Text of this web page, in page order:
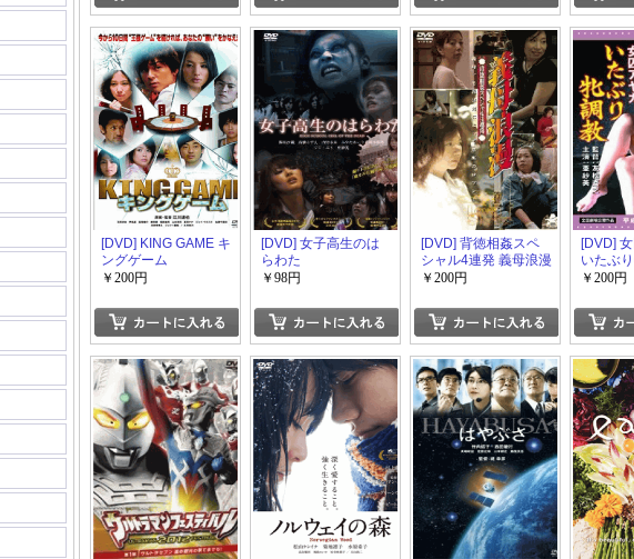
[DVD] KING GAME キ
ングゲーム
￥200円
[DVD] 女子高生のは
らわた
￥98円
[DVD] 背徳相姦スペ
シャル4連発 義母浪漫
￥200円
[DVD]
いたぶ
￥200円